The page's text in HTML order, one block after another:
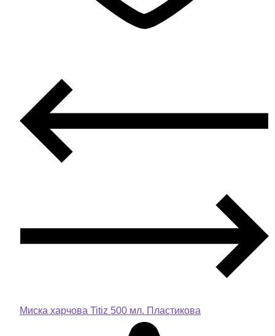
Миска харчова Titiz 500 мл. Пластикова